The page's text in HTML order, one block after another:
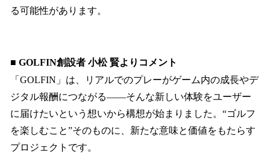
る可能性があります。
■ GOLFIN創設者 小松 賢よりコメント
「GOLFIN」は、リアルでのプレーがゲーム内の成長やデ
ジタル報酬につながる――そんな新しい体験をユーザー
に届けたいという想いから構想が始まりました。“ゴルフ
を楽しむこと”そのものに、新たな意味と価値をもたらす
プロジェクトです。